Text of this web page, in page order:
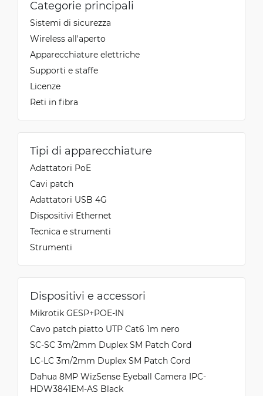
Categorie principali
Sistemi di sicurezza
Wireless all'aperto
Apparecchiature elettriche
Supporti e staffe
Licenze
Reti in fibra
Tipi di apparecchiature
Adattatori PoE
Cavi patch
Adattatori USB 4G
Dispositivi Ethernet
Tecnica e strumenti
Strumenti
Dispositivi e accessori
Mikrotik GESP+POE-IN
Cavo patch piatto UTP Cat6 1m nero
SC-SC 3m/2mm Duplex SM Patch Cord
LC-LC 3m/2mm Duplex SM Patch Cord
Dahua 8MP WizSense Eyeball Camera IPC-
HDW3841EM-AS Black